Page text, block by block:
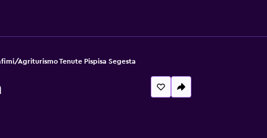
Agriturismo Tenute Pispisa Segesta